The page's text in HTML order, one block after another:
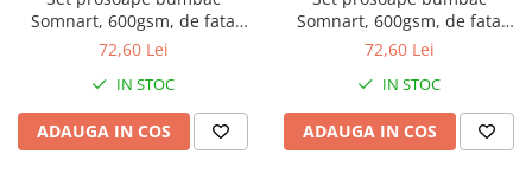
Somnart, 600gsm, de fata
50x90 cm + de corp 70x140 +
72,60 Lei
IN STOC
ADAUGA IN COS
Somnart, 600gsm, de fata
50x90 cm + de corp 70x140 +
72,60 Lei
IN STOC
ADAUGA IN COS